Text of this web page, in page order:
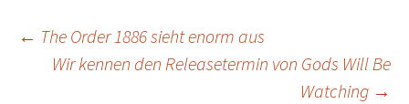
Post
← The Order 1886 sieht enorm aus
Wir kennen den Releasetermin von Gods Will Be
Watching →